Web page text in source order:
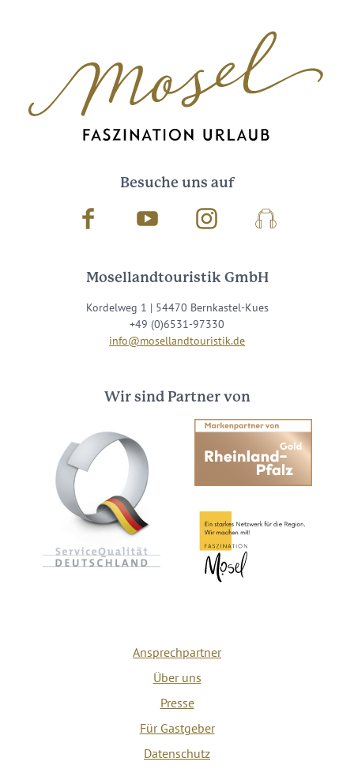
Besuche uns auf
Facebook Youtube InstagramPodcast
Mosellandtouristik GmbH
Kordelweg 1 | 54470 Bernkastel-Kues
+49 (0)6531-97330
info@mosellandtouristik.de
Wir sind Partner von
Ansprechpartner
Über uns
Presse
Für Gastgeber
Datenschutz